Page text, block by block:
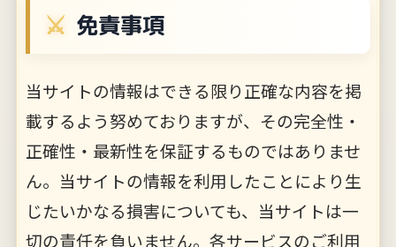
免責事項
当サイトの情報はできる限り正確な内容を掲
載するよう努めておりますが、その完全性・
正確性・最新性を保証するものではありませ
ん。当サイトの情報を利用したことにより生
じたいかなる損害についても、当サイトは一
切の責任を負いません。各サービスのご利用